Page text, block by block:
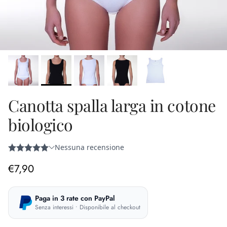
Canotta spalla larga in cotone
biologico
Prezzo normale
€7,90
Paga in 3 rate con PayPal
Senza interessi • Disponibile al checkout